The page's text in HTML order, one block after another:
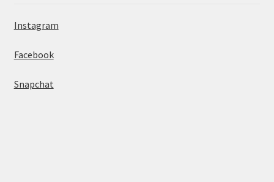
Instagram
Facebook
Snapchat